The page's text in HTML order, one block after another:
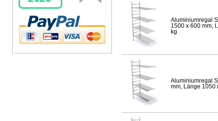
Aluminiumregal
1500 x 600 mm,
kg
Aluminiumregal
mm, Länge 1050